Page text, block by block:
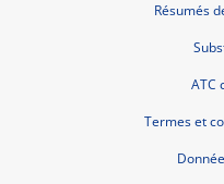
Résumés
ATC
Termes et